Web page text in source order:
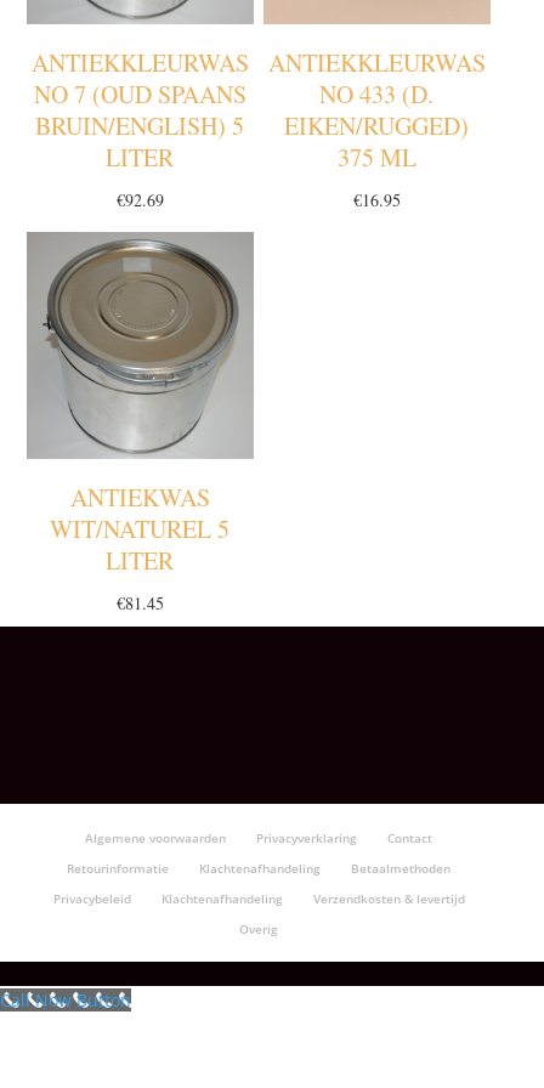
ANTIEKKLEURWAS
NO 7 (OUD SPAANS
BRUIN/ENGLISH) 5
LITER
€92.69
ANTIEKKLEURWAS
NO 433 (D.
EIKEN/RUGGED)
375 ML
€16.95
ANTIEKWAS
WIT/NATUREL 5
LITER
€81.45
Algemene voorwaarden Privacyverklaring
Contact
Retourinformatie
Klachtenafhandeling
Betaalmethoden
Privacybeleid
Klachtenafhandeling
Verzendkosten & levertijd
Overig
Call Now Button